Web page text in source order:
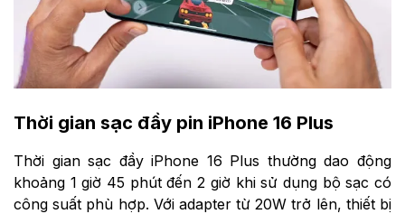
Thời gian sạc đầy pin iPhone 16 Plus
Thời gian sạc đầy iPhone 16 Plus thường dao động
khoảng 1 giờ 45 phút đến 2 giờ khi sử dụng bộ sạc có
công suất phù hợp. Với adapter từ 20W trở lên, thiết bị